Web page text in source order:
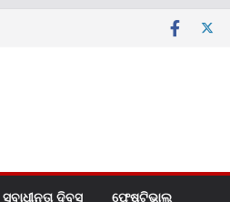
ସ୍ବାଧୀନତା ଦିବସ ଫେଷ୍ଟିଭାଲ